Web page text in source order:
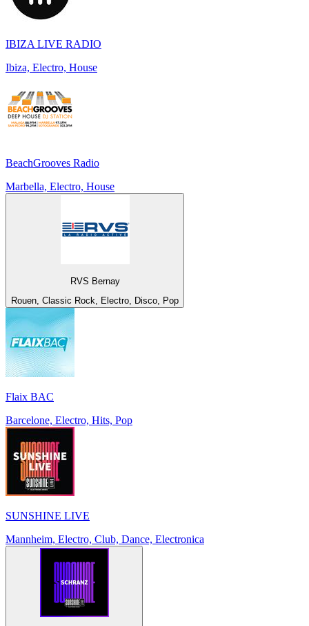
IBIZA LIVE RADIO
Ibiza, Electro, House
BeachGrooves Radio
Marbella, Electro, House
RVS Bernay
Rouen, Classic Rock, Electro, Disco, Pop
Flaix BAC
Barcelone, Electro, Hits, Pop
SUNSHINE LIVE
Mannheim, Electro, Club, Dance, Electronica